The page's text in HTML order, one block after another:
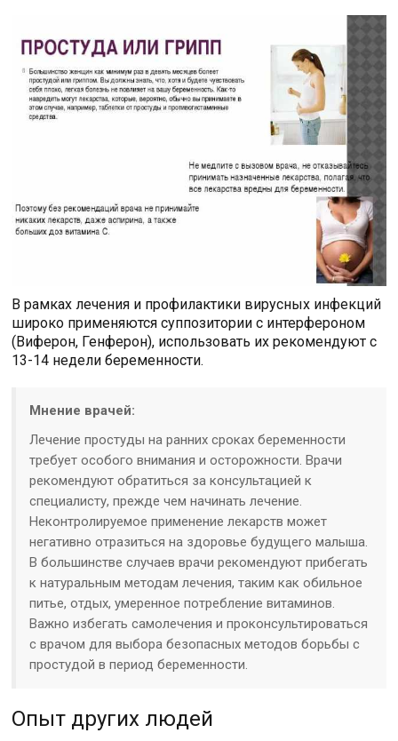
В рамках лечения и профилактики вирусных инфекций
широко применяются суппозитории с интерфероном
(Виферон, Генферон), использовать их рекомендуют с
13-14 недели беременности.
Мнение врачей:
Лечение простуды на ранних сроках беременности
требует особого внимания и осторожности. Врачи
рекомендуют обратиться за консультацией к
специалисту, прежде чем начинать лечение.
Неконтролируемое применение лекарств может
негативно отразиться на здоровье будущего малыша.
В большинстве случаев врачи рекомендуют прибегать
к натуральным методам лечения, таким как обильное
питье, отдых, умеренное потребление витаминов.
Важно избегать самолечения и проконсультироваться
с врачом для выбора безопасных методов борьбы с
простудой в период беременности.
Опыт других людей